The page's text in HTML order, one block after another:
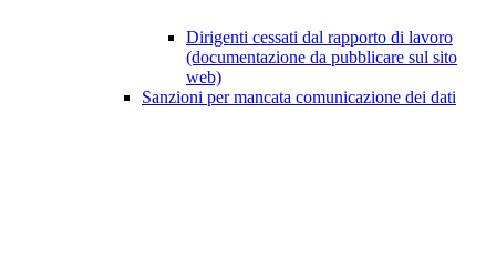
Dirigenti cessati dal rapporto di lavoro
(documentazione da pubblicare sul sito
web)
Sanzioni per mancata comunicazione dei dati